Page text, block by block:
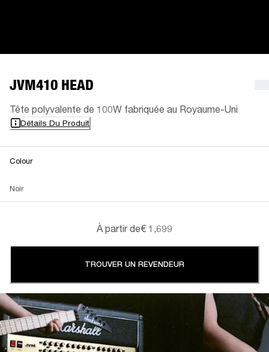
JVM410 HEAD
Tête polyvalente de 100W fabriquée au Royaume-Uni
Détails Du Produit
Colour
Noir
À partir de€ 1,699
TROUVER UN REVENDEUR